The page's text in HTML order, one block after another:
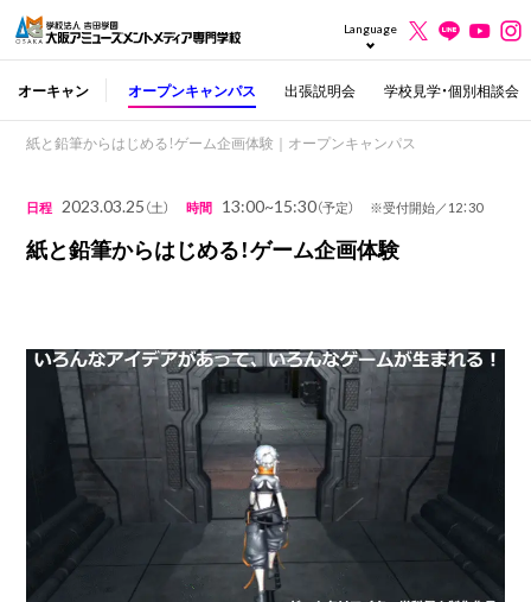
Language
オーキャン オープンキャンパス 出張説明会 学校見学・個別相談会
紙と鉛筆からはじめる！ゲーム企画体験｜オープンキャンパス
日程 2023.03.25（土） 時間 13:00~15:30（予定） ※受付開始／12：30
紙と鉛筆からはじめる！ゲーム企画体験